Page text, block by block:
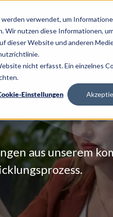
verwendet, um
Wir nutzen diese Informationen,
dieser Website und anderen
nicht erfasst. Ein einzelnes
Einstellungen
LEISTUNGEN
aus unserem